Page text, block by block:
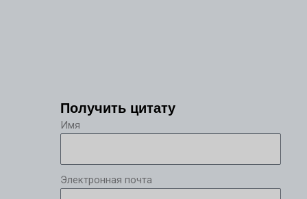
Получить цитату
Имя
Электронная почта